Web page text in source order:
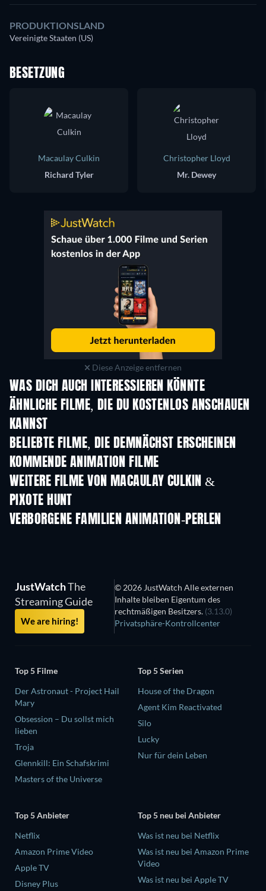
PRODUKTIONSLAND
Vereinigte Staaten (US)
BESETZUNG
Macaulay Culkin
Richard Tyler
Christopher Lloyd
Mr. Dewey
Diese Anzeige entfernen
WAS DICH AUCH INTERESSIEREN KÖNNTE
ÄHNLICHE FILME, DIE DU KOSTENLOS ANSCHAUEN
KANNST
BELIEBTE FILME, DIE DEMNÄCHST ERSCHEINEN
KOMMENDE ANIMATION FILME
WEITERE FILME VON MACAULAY CULKIN &
PIXOTE HUNT
VERBORGENE FAMILIEN ANIMATION-PERLEN
JustWatchThe
Streaming Guide
We are hiring!
© 2026 JustWatch Alle externen
Inhalte bleiben Eigentum des
rechtmäßigen Besitzers. (3.13.0)
Privatsphäre-Kontrollcenter
Top 5 Filme
Der Astronaut - Project Hail
Mary
Obsession – Du sollst mich
lieben
Troja
Glennkill: Ein Schafskrimi
Masters of the Universe
Top 5 Serien
House of the Dragon
Agent Kim Reactivated
Silo
Lucky
Nur für dein Leben
Top 5 Anbieter
Netflix
Amazon Prime Video
Apple TV
Disney Plus
Top 5 neu bei Anbieter
Was ist neu bei Netflix
Was ist neu bei Amazon Prime
Video
Was ist neu bei Apple TV